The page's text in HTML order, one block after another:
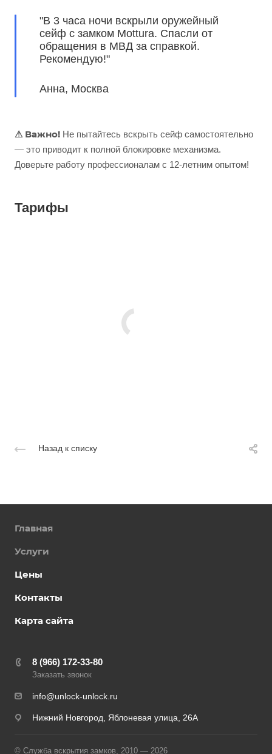
"В 3 часа ночи вскрыли оружейный
сейф с замком Mottura. Спасли от
обращения в МВД за справкой.
Рекомендую!"
Анна, Москва
⚠ Важно! Не пытайтесь вскрыть сейф самостоятельно
— это приводит к полной блокировке механизма.
Доверьте работу профессионалам с 12-летним опытом!
Тарифы
Назад к списку
Главная
Услуги
Цены
Контакты
Карта сайта
8 (966) 172-33-80
Заказать звонок
info@unlock-unlock.ru
Нижний Новгород, Яблоневая улица, 26А
© Служба вскрытия замков, 2010 — 2026